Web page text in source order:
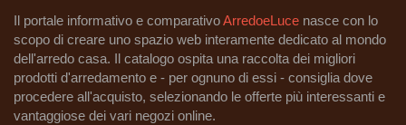
Il portale informativo e comparativoArredoeLuce nasce con lo
scopo di creare uno spazio web interamente dedicato al mondo
dell'arredo casa. Il catalogo ospita una raccolta dei migliori
prodotti d'arredamento e - per ognuno di essi - consiglia dove
procedere all'acquisto, selezionando le offerte più interessanti e
vantaggiose dei vari negozi online.